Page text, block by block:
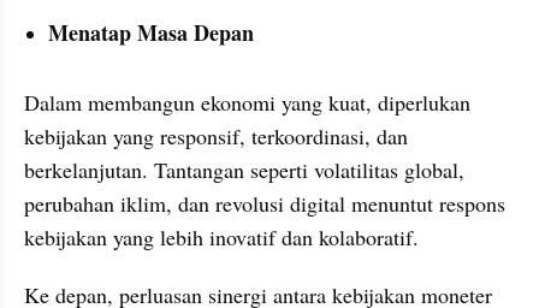
Menatap Masa Depan
Dalam membangun ekonomi yang kuat, diperlukan
kebijakan yang responsif, terkoordinasi, dan
berkelanjutan. Tantangan seperti volatilitas global,
perubahan iklim, dan revolusi digital menuntut respons
kebijakan yang lebih inovatif dan kolaboratif.
Ke depan, perluasan sinergi antara kebijakan moneter